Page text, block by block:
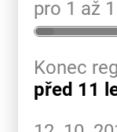
pro 1 až
Konec
před 11